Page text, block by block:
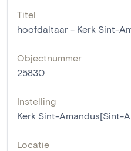
Titel
hoofdaltaar - Kerk Sint-
Objectnummer
25830
Instelling
Kerk Sint-Amandus[Sint-
Locatie